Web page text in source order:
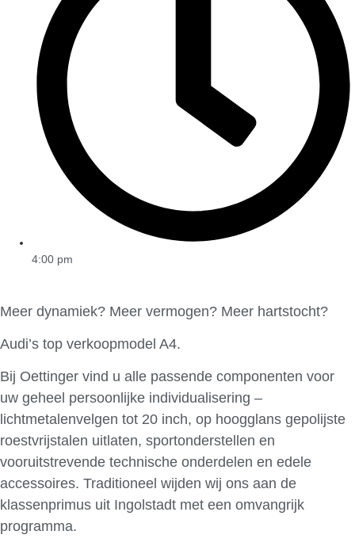
4:00 pm
Meer dynamiek? Meer vermogen? Meer hartstocht?
Audi’s top verkoopmodel A4.
Bij Oettinger vind u alle passende componenten voor
uw geheel persoonlijke individualisering –
lichtmetalenvelgen tot 20 inch, op hoogglans gepolijste
roestvrijstalen uitlaten, sportonderstellen en
vooruitstrevende technische onderdelen en edele
accessoires. Traditioneel wijden wij ons aan de
klassenprimus uit Ingolstadt met een omvangrijk
programma.